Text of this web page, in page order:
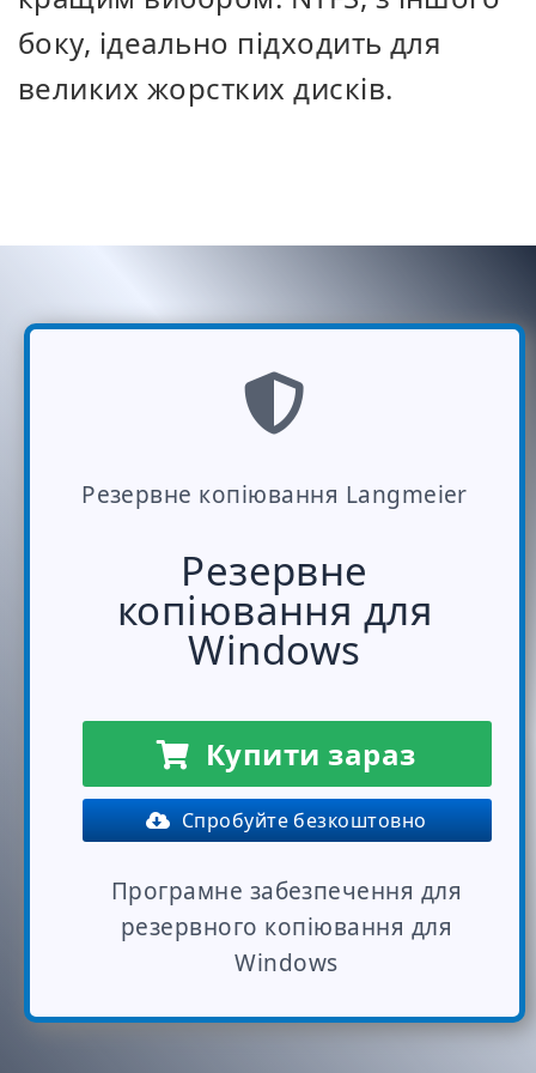
боку, ідеально підходить для
великих жорстких дисків.
Резервне копіювання Langmeier
Резервне
копіювання для
Windows
Купити зараз
Спробуйте безкоштовно
Програмне забезпечення для
резервного копіювання для
Windows